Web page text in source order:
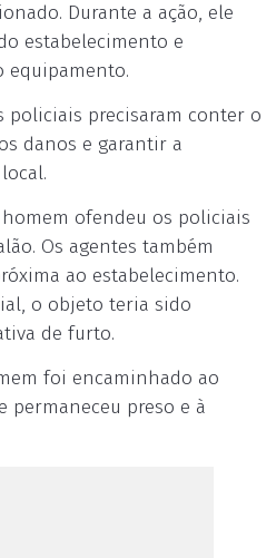
Durante a ação, ele
estabelecimento e
equipamento.
policiais precisaram conter o
danos e garantir a
ofendeu os policiais
Os agentes também
ao estabelecimento.
o objeto teria sido
de furto.
foi encaminhado ao
permaneceu preso e à